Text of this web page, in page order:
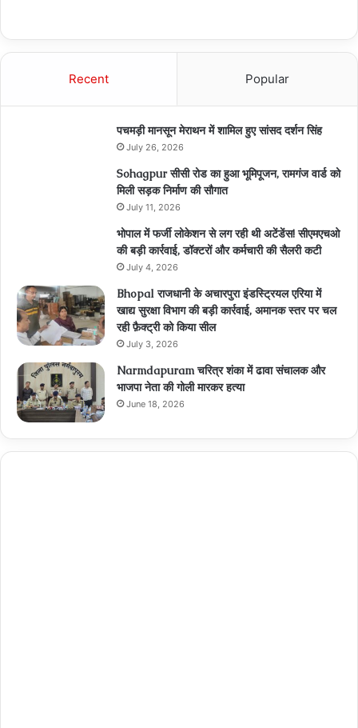
Recent Popular
पचमड़ी मानसून मेराथन में शामिल हुए सांसद दर्शन सिंह
July 26, 2026
Sohagpur सीसी रोड का हुआ भूमिपूजन, रामगंज वार्ड को
मिली सड़क निर्माण की सौगात
July 11, 2026
भोपाल में फर्जी लोकेशन से लग रही थी अटेंडेंस! सीएमएचओ
की बड़ी कार्रवाई, डॉक्टरों और कर्मचारी की सैलरी कटी
July 4, 2026
Bhopal राजधानी के अचारपुरा इंडस्ट्रियल एरिया में
खाद्य सुरक्षा विभाग की बड़ी कार्रवाई, अमानक स्तर पर चल
रही फ़ैक्ट्री को किया सील
July 3, 2026
Narmdapuram चरित्र शंका में ढावा संचालक और
भाजपा नेता की गोली मारकर हत्या
June 18, 2026